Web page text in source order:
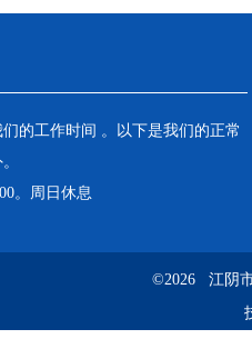
的工作时间 。以下是我们的正常
。周日休息
©2026 江阴